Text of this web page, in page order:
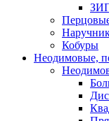
Кобуры
Неодимовые,